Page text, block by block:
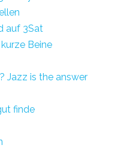
auf 3Sat
Beine
Jazz is the answer
finde